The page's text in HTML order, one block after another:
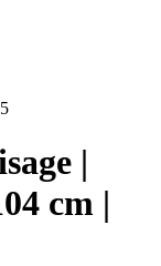
|
cm |